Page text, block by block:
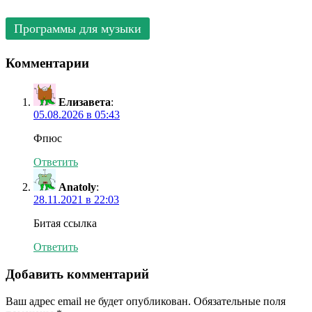
Программы для музыки
Комментарии
Елизавета:
05.08.2026 в 05:43
Фпюс
Ответить
Anatoly:
28.11.2021 в 22:03
Битая ссылка
Ответить
Добавить комментарий
Ваш адрес email не будет опубликован. Обязательные поля